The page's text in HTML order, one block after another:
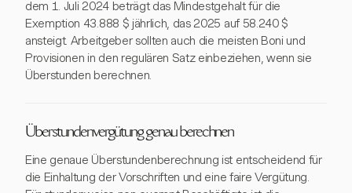
dem 1. Juli 2024 beträgt das Mindestgehalt für die
Exemption 43.888 $ jährlich, das 2025 auf 58.240 $
ansteigt. Arbeitgeber sollten auch die meisten Boni und
Provisionen in den regulären Satz einbeziehen, wenn sie
Überstunden berechnen.
Überstundenvergütung genau berechnen
Eine genaue Überstundenberechnung ist entscheidend für
die Einhaltung der Vorschriften und eine faire Vergütung.